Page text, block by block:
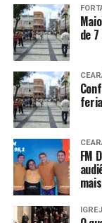
de
FM